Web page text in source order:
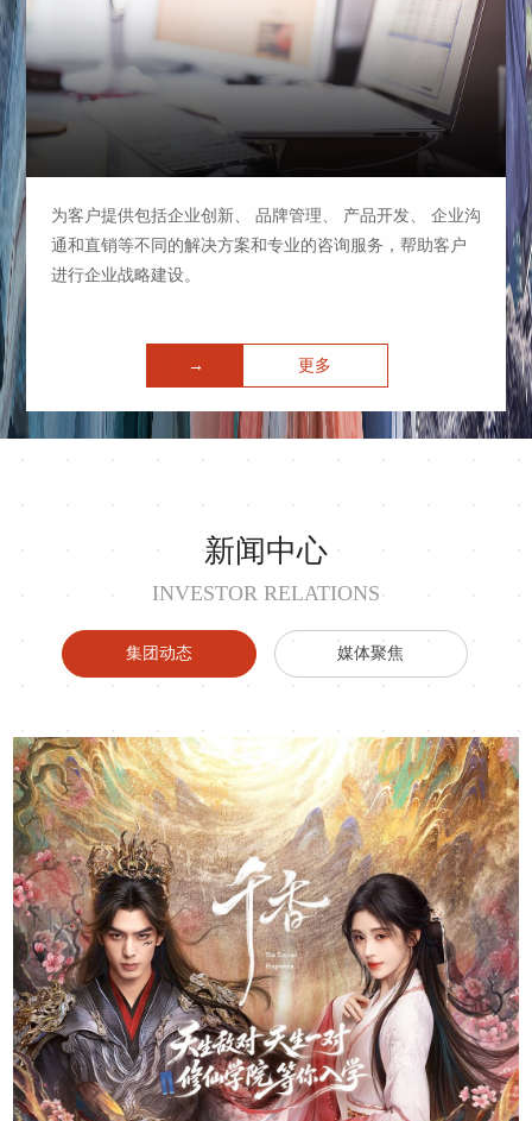
为客户提供包括企业创新、 品牌管理、 产品开发、 企业沟
通和直销等不同的解决方案和专业的咨询服务，帮助客户
进行企业战略建设。
更多
→
新闻中心
INVESTOR RELATIONS
集团动态 媒体聚焦